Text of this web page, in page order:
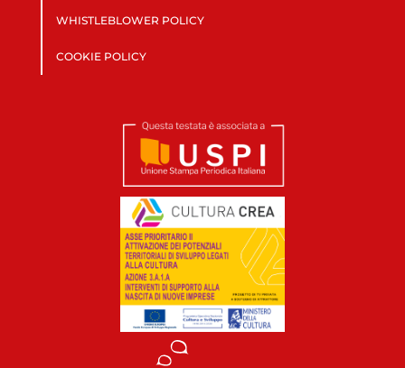
WHISTLEBLOWER POLICY
COOKIE POLICY